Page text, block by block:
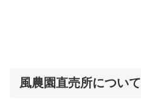
風農園直売所について